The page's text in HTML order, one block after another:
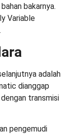
bakarnya.
Variable
adalah
dianggap
transmisi
pengemudi